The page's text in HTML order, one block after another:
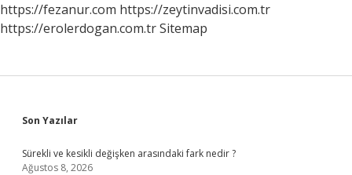
https://fezanur.com https://zeytinvadisi.com.tr
https://erolerdogan.com.trSitemap
Sidebar
Son Yazılar
Sürekli ve kesikli değişken arasındaki fark nedir ?
Ağustos 8, 2026